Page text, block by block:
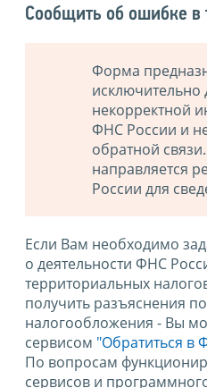
Сообщить об ошибке в
Форма
некорректной
ФНС России и
обратной
направляется
России для
Если Вам необходимо
о деятельности ФНС
территориальных
получить разъяснения
налогообложения - Вы
сервисом "Обратиться в
По вопросам
сервисов и